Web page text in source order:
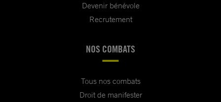
Devenir bénévole
Recrutement
NOS COMBATS
Tous nos combats
Droit de manifester